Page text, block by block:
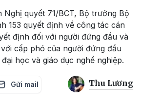
Nghị quyết 71/BCT, Bộ trưởng Bộ
153 quyết định về công tác cán
định đối với người đứng đầu và
cấp phó của người đứng đầu
học và giáo dục nghề nghiệp.
Gửi mail Thu Lương